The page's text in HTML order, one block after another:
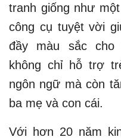
tranh giống như
công cụ tuyệt vời
đầy màu sắc cho
không chỉ hỗ trợ
ngôn ngữ mà còn
ba mẹ và con cái.
Với hơn 20 năm